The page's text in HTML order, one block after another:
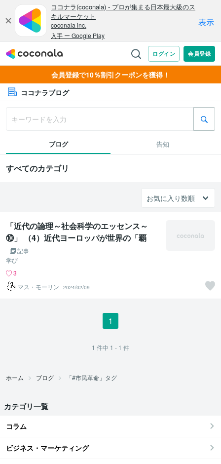
会員登録で10％割引クーポンを獲得！
ココナラブログ
ブログ 告知
すべてのカテゴリ
「近代の論理～社会科学のエッセンス～
⑩」 （4）近代ヨーロッパが世界の「覇
者」となった秘密
記事
学び
3
マス・モーリン
2024/02/09
1
1 件中 1 - 1 件
ホーム ブログ 「#市民革命」タグ
カテゴリ一覧
コラム
ビジネス・マーケティング